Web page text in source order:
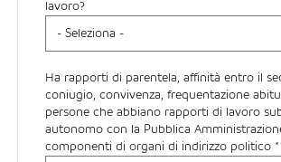
lavoro?
Ha rapporti di parentela, affinità entro il
coniugio, convivenza, frequentazione
persone che abbiano rapporti di lavoro
autonomo con la Pubblica
componenti di organi di indirizzo politico *